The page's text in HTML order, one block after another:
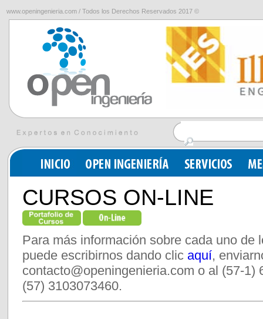
www.openingenieria.com / Todos los Derechos Reservados 2017 ©
CURSOS ON-LINE
Para más información sobre cada uno de
puede escribirnos dando clic aquí,
contacto@openingenieria.com o al (57-1)
(57) 3103073460.